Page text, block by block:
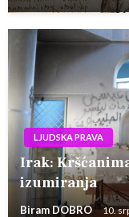
LJUDSKA PRAVA
Irak:
izumiranja
Biram DOBRO 10.